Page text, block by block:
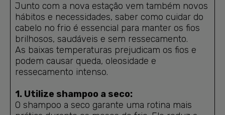
Junto com a nova estação vem também novos
hábitos e necessidades, saber como cuidar do
cabelo no frio é essencial para manter os fios
brilhosos, saudáveis e sem ressecamento.
As baixas temperaturas prejudicam os fios e
podem causar queda, oleosidade e
ressecamento intenso.
1. Utilize shampoo a seco:
O shampoo a seco garante uma rotina mais